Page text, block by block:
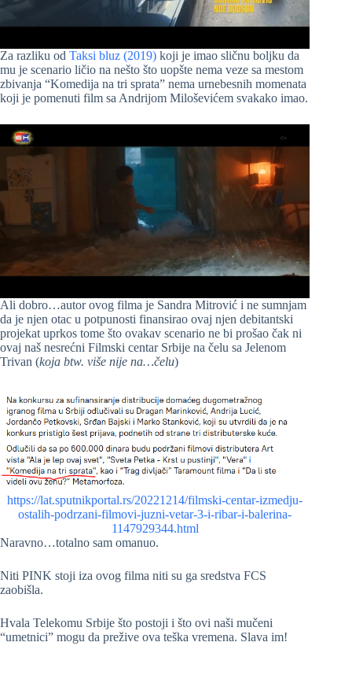
Za razliku od Taksi bluz (2019) koji je imao sličnu boljku da
mu je scenario ličio na nešto što uopšte nema veze sa mestom
zbivanja “Komedija na tri sprata” nema urnebesnih momenata
koji je pomenuti film sa Andrijom Miloševićem svakako imao.
Ali dobro…autor ovog filma je Sandra Mitrović i ne sumnjam
da je njen otac u potpunosti finansirao ovaj njen debitantski
projekat uprkos tome što ovakav scenario ne bi prošao čak ni
ovaj naš nesrećni Filmski centar Srbije na čelu sa Jelenom
Trivan (koja btw. više nije na…čelu)
https://lat.sputnikportal.rs/20221214/filmski-centar-izmedju-
ostalih-podrzani-filmovi-juzni-vetar-3-i-ribar-i-balerina-
1147929344.html
Naravno…totalno sam omanuo.
Niti PINK stoji iza ovog filma niti su ga sredstva FCS
zaobišla.
Hvala Telekomu Srbije što postoji i što ovi naši mučeni
“umetnici” mogu da prežive ova teška vremena. Slava im!